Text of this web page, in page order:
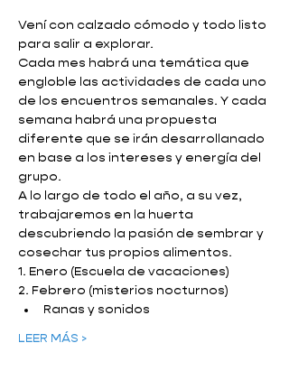
Vení con calzado cómodo y todo listo
para salir a explorar.
Cada mes habrá una temática que
engloble las actividades de cada uno
de los encuentros semanales. Y cada
semana habrá una propuesta
diferente que se irán desarrollanado
en base a los intereses y energía del
grupo.
A lo largo de todo el año, a su vez,
trabajaremos en la huerta
descubriendo la pasión de sembrar y
cosechar tus propios alimentos.
1. Enero (Escuela de vacaciones)
2. Febrero (misterios nocturnos)
Ranas y sonidos
LEER MÁS >